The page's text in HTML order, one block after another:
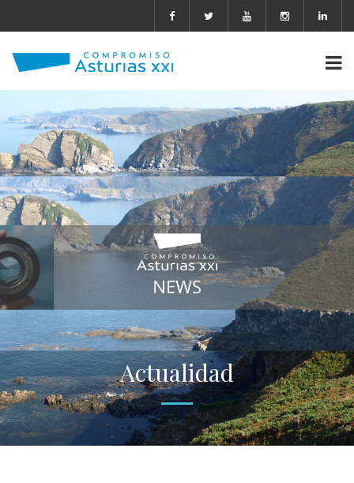
Actualidad